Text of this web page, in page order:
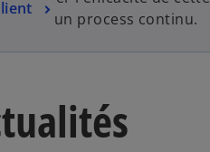
dans un process continu.